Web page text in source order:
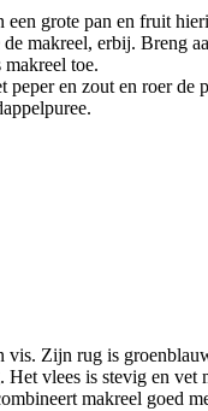
grote pan en fruit
makreel, erbij. Breng
toe.
peper en zout en roer de
Zijn rug is
vlees is stevig en
makreel goed